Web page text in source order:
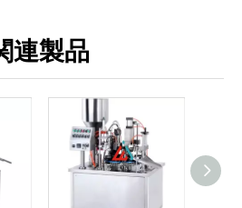
連製品